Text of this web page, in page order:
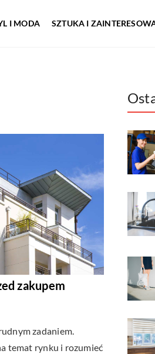
I MODA SZTUKA I
zakupem
zadaniem.
temat rynku i rozumieć